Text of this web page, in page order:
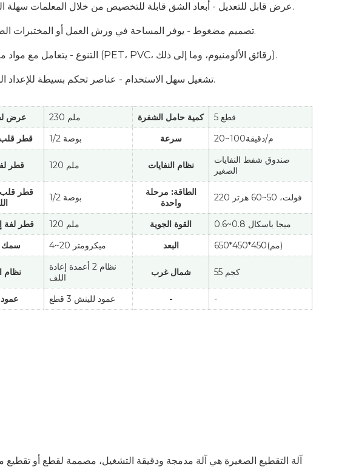
عرض قابل للتعديل - أبعاد الشق قابلة للتخصيص من خلال المعلمات سهلة الضبط.
تصميم مضغوط - يوفر المساحة في ورش العمل أو المختبرات الصغيرة.
التنوع - يتعامل مع مواد متعددة (PET، PVC، رقائق الألومنيوم، وما إلى ذلك).
تشغيل سهل الاستخدام - عناصر تحكم بسيطة للإعداد السريع.
عرض 230 ملم كمية حامل الشفرة
5 قطع
قطر قلب
1/2 بوصة سرعة 20~100م/دقيقة
قطر 120 ملم نظام النفايات
صندوق شفط النفايات
الصغير
قطر قلب
1/2 بوصة
الطاقة: مرحلة
واحدة
220 فولت، 50~60 هرتز
قطر لفة 120 ملم القوة الجوية
0.6~0.8 ميجا باسكال
سمك
4~20 ميكرومتر البعد 650*450*450(مم)
نظام
نظام 2 أعمدة إعادة
اللف
شمال غرب 55 كجم
عمود للينش 3 قطع - -
آلة التقطيع الصغيرة هي آلة مدمجة ودقيقة التشغيل، مصممة لقطع أو تقطيع